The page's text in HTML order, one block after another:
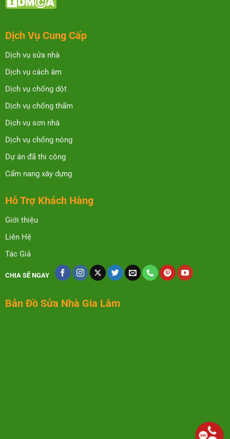
Dịch Vụ Cung Cấp
Dịch vụ sửa nhà
Dịch vụ cách âm
Dịch vụ chống dột
Dịch vụ chống thấm
Dịch vụ sơn nhà
Dịch vụ chống nóng
Dự án đã thi công
Cẩm nang xây dựng
Hỗ Trợ Khách Hàng
Giới thiệu
Liên Hệ
Tác Giả
CHIA SẼ NGAY
Bản Đồ Sửa Nhà Gia Lâm